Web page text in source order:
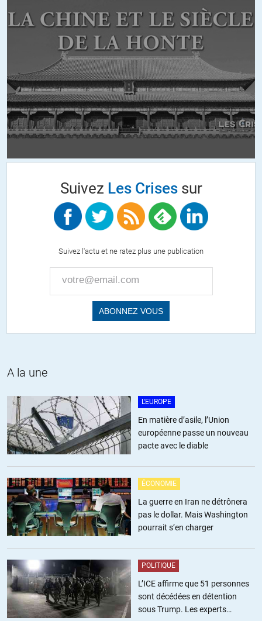
Suivez Les Crisessur
Suivez l'actu et ne ratez plus une publication
A la une
L'EUROPE
En matière d’asile, l’Union
européenne passe un nouveau
pacte avec le diable
ÉCONOMIE
La guerre en Iran ne détrônera
pas le dollar. Mais Washington
pourrait s’en charger
POLITIQUE
L’ICE affirme que 51 personnes
sont décédées en détention
sous Trump. Les experts